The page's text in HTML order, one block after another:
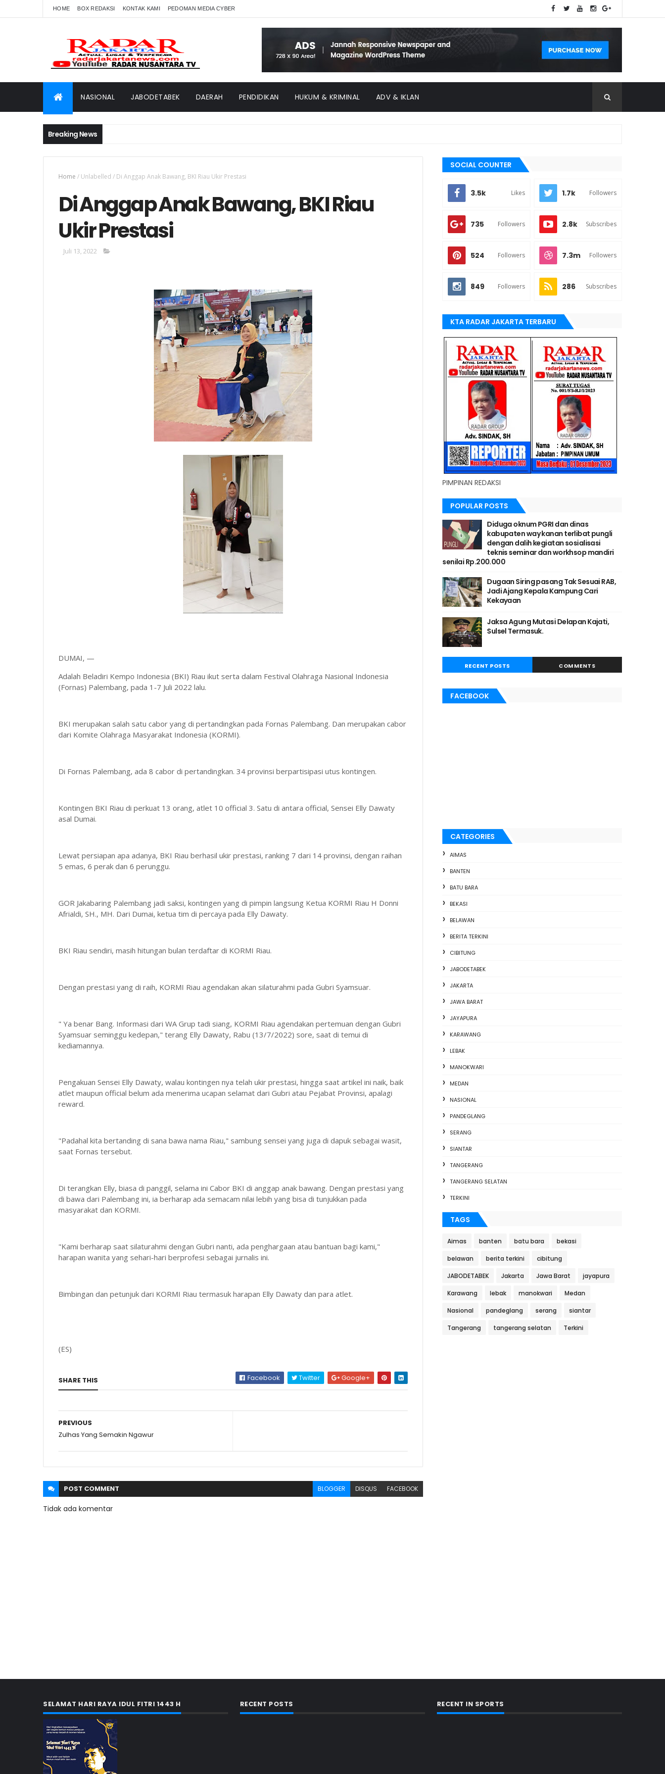
HOME BOX REDAKSI KONTAK KAMI PEDOMAN MEDIA CYBER
NASIONAL JABODETABEK DAERAH PENDIDIKAN HUKUM & KRIMINAL ADV & IKLAN
Breaking News
Home / Unlabelled / Di Anggap Anak Bawang, BKI Riau Ukir Prestasi
Di Anggap Anak Bawang, BKI Riau
Ukir Prestasi
Juli 13, 2022
DUMAI, —
Adalah Beladiri Kempo Indonesia (BKI) Riau ikut serta dalam Festival Olahraga Nasional Indonesia
(Fornas) Palembang, pada 1-7 Juli 2022 lalu.
BKI merupakan salah satu cabor yang di pertandingkan pada Fornas Palembang. Dan merupakan cabor
dari Komite Olahraga Masyarakat Indonesia (KORMI).
Di Fornas Palembang, ada 8 cabor di pertandingkan. 34 provinsi berpartisipasi utus kontingen.
Kontingen BKI Riau di perkuat 13 orang, atlet 10 official 3. Satu di antara official, Sensei Elly Dawaty
asal Dumai.
Lewat persiapan apa adanya, BKI Riau berhasil ukir prestasi, ranking 7 dari 14 provinsi, dengan raihan
5 emas, 6 perak dan 6 perunggu.
GOR Jakabaring Palembang jadi saksi, kontingen yang di pimpin langsung Ketua KORMI Riau H Donni
Afrialdi, SH., MH. Dari Dumai, ketua tim di percaya pada Elly Dawaty.
BKI Riau sendiri, masih hitungan bulan terdaftar di KORMI Riau.
Dengan prestasi yang di raih, KORMI Riau agendakan akan silaturahmi pada Gubri Syamsuar.
" Ya benar Bang. Informasi dari WA Grup tadi siang, KORMI Riau agendakan pertemuan dengan Gubri
Syamsuar seminggu kedepan," terang Elly Dawaty, Rabu (13/7/2022) sore, saat di temui di
kediamannya.
Pengakuan Sensei Elly Dawaty, walau kontingen nya telah ukir prestasi, hingga saat artikel ini naik, baik
atlet maupun official belum ada menerima ucapan selamat dari Gubri atau Pejabat Provinsi, apalagi
reward.
"Padahal kita bertanding di sana bawa nama Riau," sambung sensei yang juga di dapuk sebagai wasit,
saat Fornas tersebut.
Di terangkan Elly, biasa di panggil, selama ini Cabor BKI di anggap anak bawang. Dengan prestasi yang
di bawa dari Palembang ini, ia berharap ada semacam nilai lebih yang bisa di tunjukkan pada
masyarakat dan KORMI.
"Kami berharap saat silaturahmi dengan Gubri nanti, ada penghargaan atau bantuan bagi kami,"
harapan wanita yang sehari-hari berprofesi sebagai jurnalis ini.
Bimbingan dan petunjuk dari KORMI Riau termasuk harapan Elly Dawaty dan para atlet.
(ES)
SHARE THIS Facebook Twitter Google+
PREVIOUS
Zulhas Yang Semakin Ngawur
POST COMMENT BLOGGER DISQUS FACEBOOK
Tidak ada komentar
SOCIAL COUNTER
3.5k Likes 1.7k Followers
735 Followers 2.8k Subscribes
524 Followers 7.3m Followers
849 Followers 286 Subscribes
KTA RADAR JAKARTA TERBARU
PIMPINAN REDAKSI
POPULAR POSTS
Diduga oknum PGRI dan dinas
kabupaten way kanan terlibat pungli
dengan dalih kegiatan sosialisasi
teknis seminar dan workhsop mandiri
senilai Rp.200.000
Dugaan Siring pasang Tak Sesuai RAB,
Jadi Ajang Kepala Kampung Cari
Kekayaan
Jaksa Agung Mutasi Delapan Kajati,
Sulsel Termasuk.
RECENT POSTS COMMENTS
FACEBOOK
CATEGORIES
AIMAS
BANTEN
BATU BARA
BEKASI
BELAWAN
BERITA TERKINI
CIBITUNG
JABODETABEK
JAKARTA
JAWA BARAT
JAYAPURA
KARAWANG
LEBAK
MANOKWARI
MEDAN
NASIONAL
PANDEGLANG
SERANG
SIANTAR
TANGERANG
TANGERANG SELATAN
TERKINI
TAGS
Aimas banten batu bara bekasi
belawan berita terkini cibitung
JABODETABEK Jakarta Jawa Barat jayapura
Karawang lebak manokwari Medan
Nasional pandeglang serang siantar
Tangerang tangerang selatan Terkini
SELAMAT HARI RAYA IDUL FITRI 1443 H RECENT POSTS RECENT IN SPORTS